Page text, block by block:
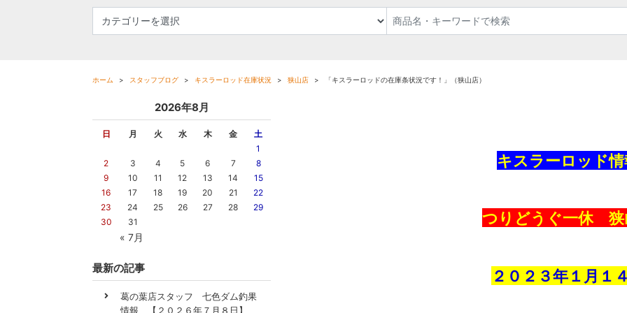
ホーム スタッフブログ キスラーロッド在庫状況 狭山店 「キスラーロッドの在庫条状況です！」（狭山店）
キスラーロッド情
つりどうぐ一休 狭
２０２３年１月１４
2026年8月
日 月 火 水 木 金 土
« 7月
1
2
3 4 5 6 7
8
9
10 11 12 13 14
15
16
17 18 19 20 21
22
23
24 25 26 27 28
29
30
31
最新の記事
葛の葉店スタッフ 七色ダム釣果
情報 【２０２６年７月８日】